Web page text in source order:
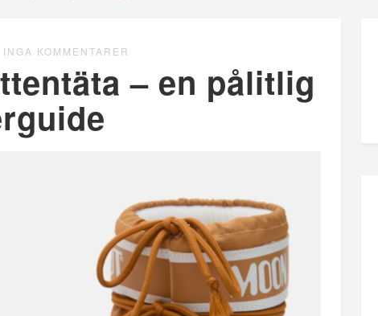
INGA KOMMENTARER
– en pålitlig